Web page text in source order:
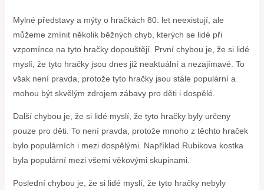
Mylné představy a mýty o hračkách 80. let neexistují, ale
můžeme zmínit několik běžných chyb, kterých se lidé při
vzpomínce na tyto hračky dopouštějí. První chybou je, že si lidé
myslí, že tyto hračky jsou dnes již neaktuální a nezajímavé. To
však není pravda, protože tyto hračky jsou stále populární a
mohou být skvělým zdrojem zábavy pro děti i dospělé.
Další chybou je, že si lidé myslí, že tyto hračky byly určeny
pouze pro děti. To není pravda, protože mnoho z těchto hraček
bylo populárních i mezi dospělými. Například Rubikova kostka
byla populární mezi všemi věkovými skupinami.
Poslední chybou je, že si lidé myslí, že tyto hračky nebyly